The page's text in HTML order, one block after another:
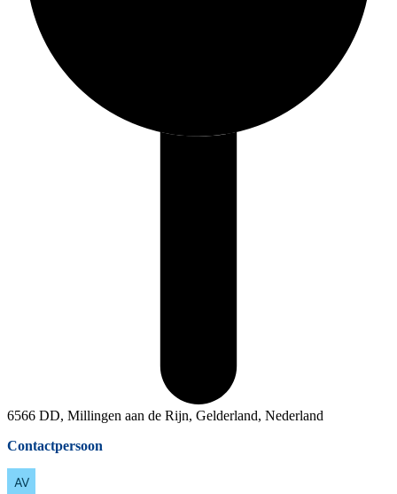
6566 DD, Millingen aan de Rijn, Gelderland, Nederland
Contactpersoon